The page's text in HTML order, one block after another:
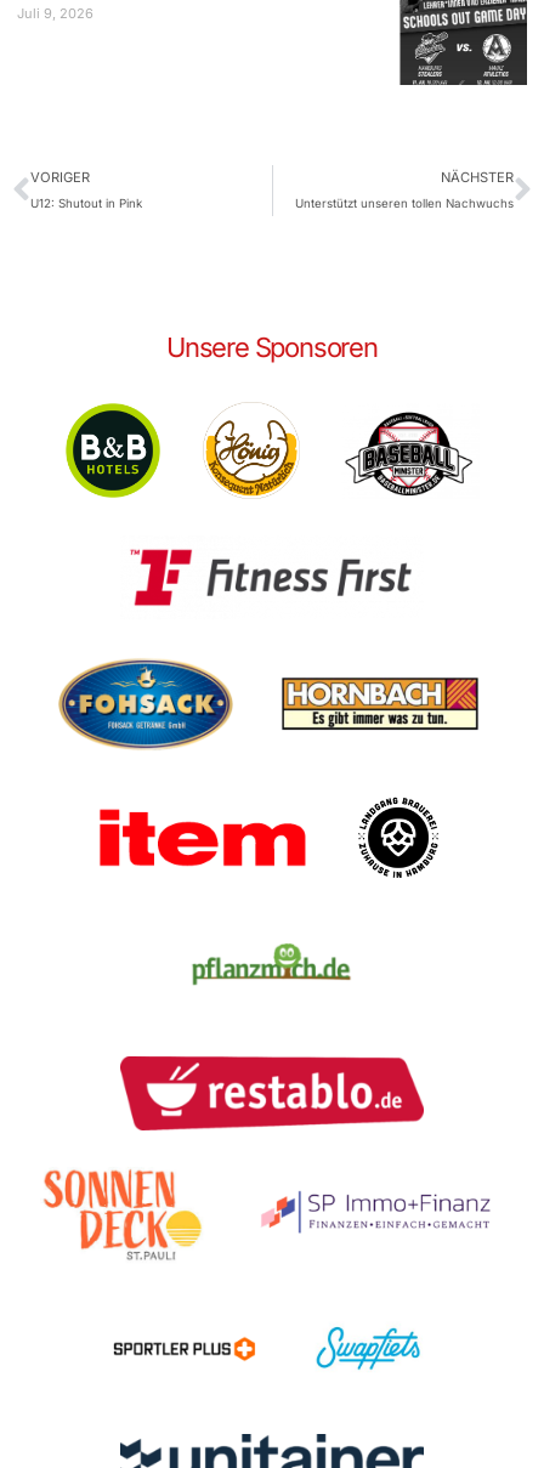
Juli 9, 2026
VORIGER
U12: Shutout in Pink
NÄCHSTER
Unterstützt unseren tollen Nachwuchs
Unsere Sponsoren